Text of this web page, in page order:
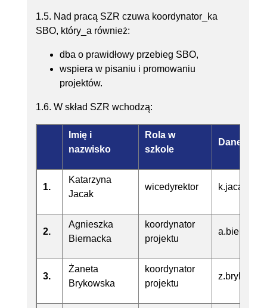
1.5. Nad pracą SZR czuwa koordynator_ka
SBO, który_a również:
dba o prawidłowy przebieg SBO,
wspiera w pisaniu i promowaniu
projektów.
1.6. W skład SZR wchodzą:
Imię i
nazwisko
Rola w
szkole
Dane
1.
Katarzyna
Jacak
wicedyrektor
2.
Agnieszka
Biernacka
koordynator
projektu
3.
Żaneta
Brykowska
koordynator
projektu